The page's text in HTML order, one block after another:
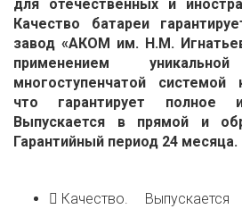
для отечественных и
Качество батареи
завод «АКОМ им. Н.М.
применением
многоступенчатой системой
что гарантирует полное
Выпускается в прямой и
Гарантийный период 24 месяца.
Качество.